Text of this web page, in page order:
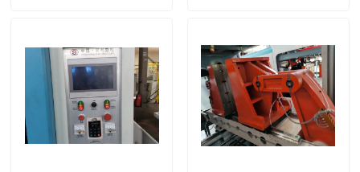
Máy ép đùn
Máy thổi khuôn tự động